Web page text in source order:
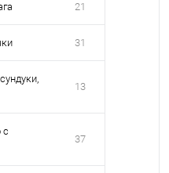
21
31
13
с
37